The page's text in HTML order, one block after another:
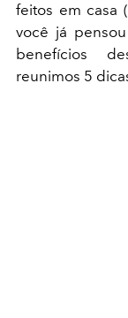
feitos em casa
você já
benefícios
reunimos 5